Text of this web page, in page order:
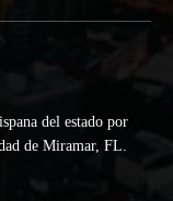
del estado por
de Miramar, FL.